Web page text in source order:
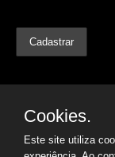
Cookies.
Este site utiliza